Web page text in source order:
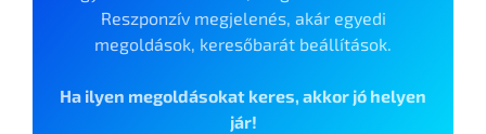
Reszponzív megjelenés, akár egyedi
megoldások, keresőbarát beállítások.
Ha ilyen megoldásokat keres, akkor jó helyen
jár!